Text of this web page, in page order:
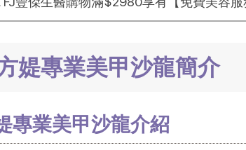
媞專業美甲沙龍簡介
專業美甲沙龍介紹